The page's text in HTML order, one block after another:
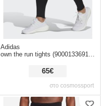
στο cosmossport
Adidas
own the run tights (9000133691_1469)
65€